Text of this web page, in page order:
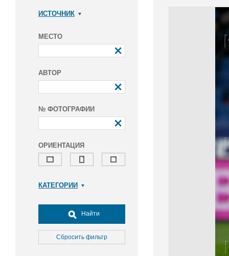
ИСТОЧНИК
МЕСТО
АВТОР
№ ФОТОГРАФИИ
ОРИЕНТАЦИЯ
КАТЕГОРИИ
Досуг, туризм и отдых
Культура
Медицина
Найти
Сбросить фильтр